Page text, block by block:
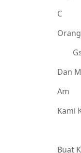
C
Dan
Kami
Buat